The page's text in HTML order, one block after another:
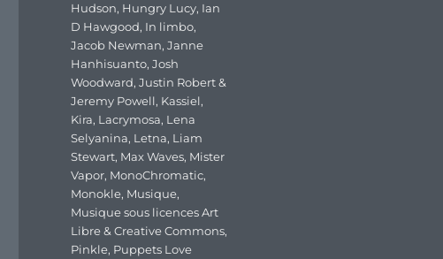
Hudson, Hungry Lucy, Ian
D Hawgood, In limbo,
Jacob Newman,Janne
Hanhisuanto,Josh
Woodward,Justin Robert &
Jeremy Powell, Kassiel,
Kira, Lacrymosa, Lena
Selyanina, Letna, Liam
Stewart, Max Waves, Mister
Vapor, MonoChromatic,
Monokle, Musique,
Musique sous licences Art
Libre & Creative Commons,
Pinkle, Puppets Love